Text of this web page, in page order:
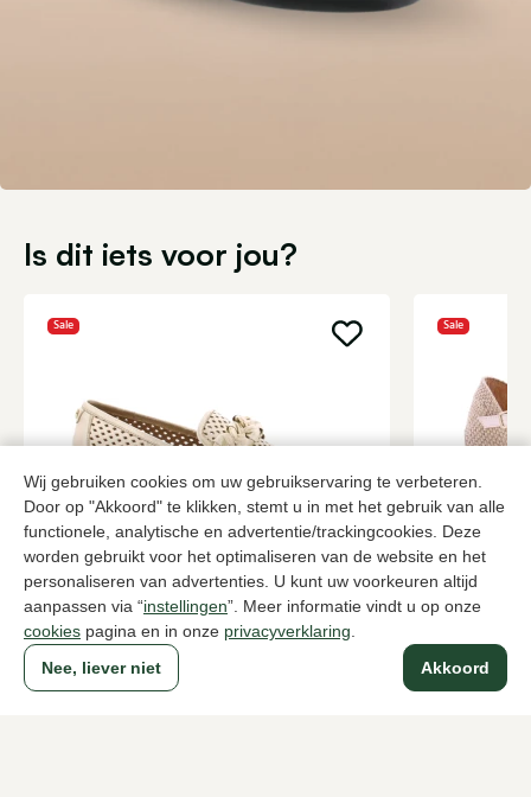
Wij gebruiken cookies om uw gebruikservaring te verbeteren.
Door op "Akkoord" te klikken, stemt u in met het gebruik van alle
functionele, analytische en advertentie/trackingcookies. Deze
worden gebruikt voor het optimaliseren van de website en het
personaliseren van advertenties. U kunt uw voorkeuren altijd
aanpassen via “instellingen”. Meer informatie vindt u op onze
cookies pagina en in onze privacyverklaring
Akkoord
Nee, liever niet
Is dit iets voor jou?
Sale
Nalini
Metallic instappers dames
199,95120,00
Sale
Unisa
Witte
99,9560,00